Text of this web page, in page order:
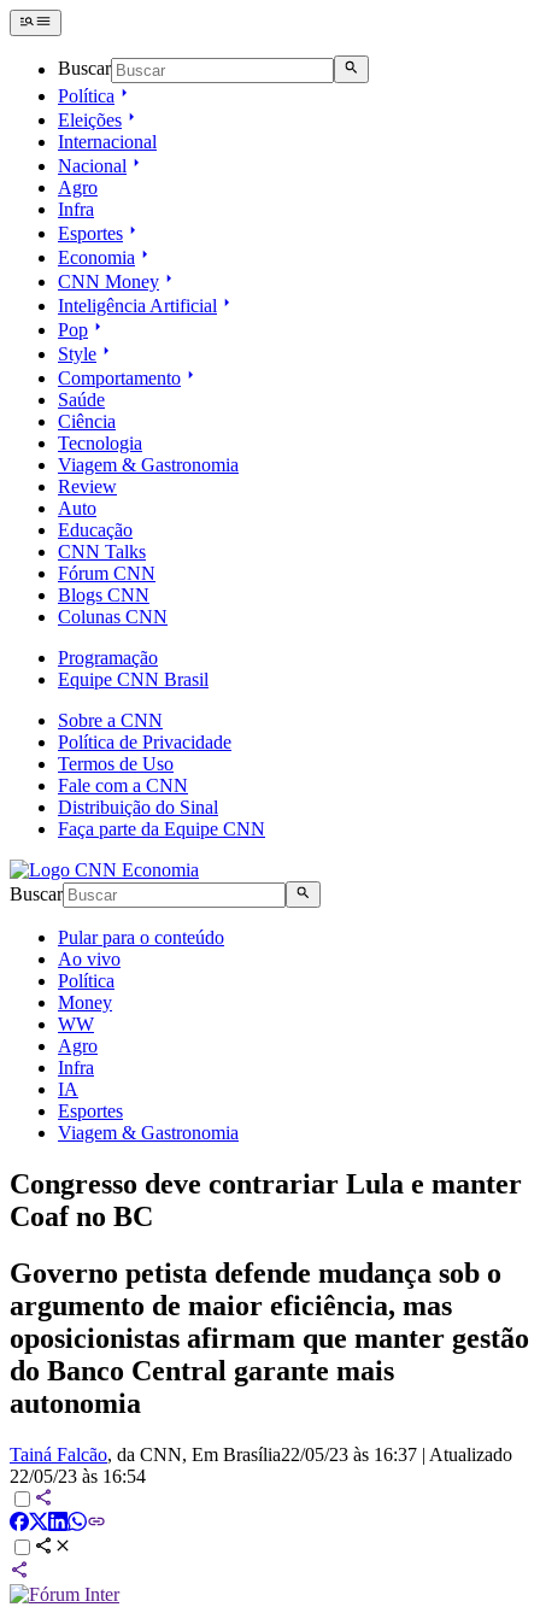
Buscar
Política
Eleições
Internacional
Nacional
Agro
Infra
Esportes
Economia
CNN Money
Inteligência Artificial
Pop
Style
Comportamento
Saúde
Ciência
Tecnologia
Viagem & Gastronomia
Review
Auto
Educação
CNN Talks
Fórum CNN
Blogs CNN
Colunas CNN
Programação
Equipe CNN Brasil
Sobre a CNN
Política de Privacidade
Termos de Uso
Fale com a CNN
Distribuição do Sinal
Faça parte da Equipe CNN
Buscar
Pular para o conteúdo
Ao vivo
Política
Money
WW
Agro
Infra
IA
Esportes
Viagem & Gastronomia
Congresso deve contrariar Lula e manter
Coaf no BC
Governo petista defende mudança sob o
argumento de maior eficiência, mas
oposicionistas afirmam que manter gestão
do Banco Central garante mais
autonomia
Tainá Falcão, da CNN, Em Brasília22/05/23 às 16:37 | Atualizado
22/05/23 às 16:54